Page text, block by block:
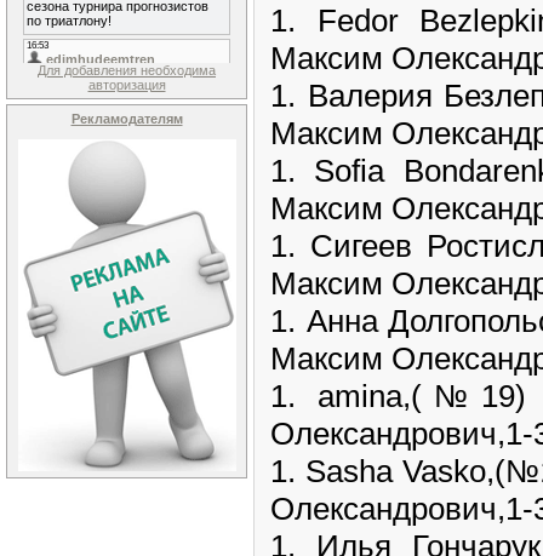
Для добавления необходима
авторизация
Рекламодателям
1. Fedor
Максим
1. Валерия
Максим
1. Sofia
Максим
1. Сигеев
Максим
1. Анна
Максим
1.
Олександрович,1-
1. Sasha
Олександрович,1-
1. Илья